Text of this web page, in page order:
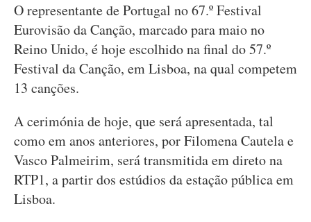
O representante de Portugal no 67.º Festival
Eurovisão da Canção, marcado para maio no
Reino Unido, é hoje escolhido na final do 57.º
Festival da Canção, em Lisboa, na qual competem
13 canções.
A cerimónia de hoje, que será apresentada, tal
como em anos anteriores, por Filomena Cautela e
Vasco Palmeirim, será transmitida em direto na
RTP1, a partir dos estúdios da estação pública em
Lisboa.